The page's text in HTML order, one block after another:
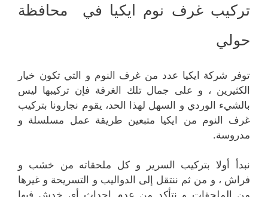
تركيب غرف نوم ايكيا في محافظة
حولي
توفر شركة ايكيا عدد من غرف النوم و التي تكون خيار
الكثيرين ، و على جمال تلك الغرفة فإن تركيبها ليس
بالشيء الوردي و السهل لهذا الحد، يقوم نجارونا بتركيب
غرف النوم من ايكيا متبعين طريقة عمل مسلسلة و
مدروسة.
نبدأ أولا بتركيب السرير و كل ملحقاته من خشب و
فراش ، و من ثم ننتقل إلى الدواليب و التسريحة و غيرها